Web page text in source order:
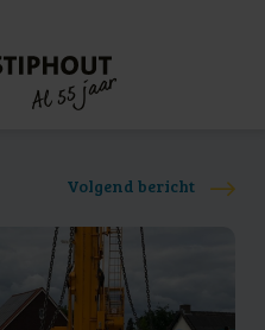
Al 55 jaar
Volgend bericht